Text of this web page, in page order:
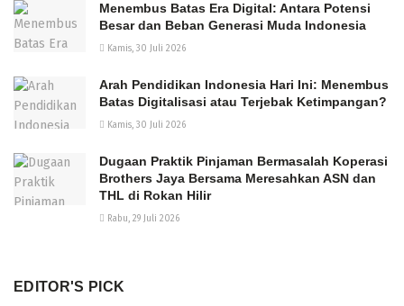
Menembus Batas Era Digital: Antara Potensi
Besar dan Beban Generasi Muda Indonesia
Kamis, 30 Juli 2026
Arah Pendidikan Indonesia Hari Ini: Menembus
Batas Digitalisasi atau Terjebak Ketimpangan?
Kamis, 30 Juli 2026
Dugaan Praktik Pinjaman Bermasalah Koperasi
Brothers Jaya Bersama Meresahkan ASN dan
THL di Rokan Hilir
Rabu, 29 Juli 2026
EDITOR'S PICK